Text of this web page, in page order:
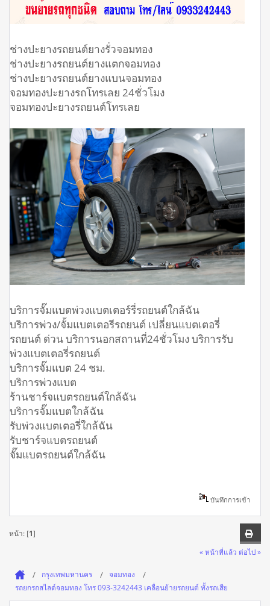
ช่างปะยางรถยนต์ยางรั่วจอมทอง
ช่างปะยางรถยนต์ยางแตกจอมทอง
ช่างปะยางรถยนต์ยางแบนจอมทอง
จอมทองปะยางรถโทรเลย 24ชั่วโมง
จอมทองปะยางรถยนต์โทรเลย
บริการจั๊มแบตพ่วงแบตเตอร์รี่รถยนต์ใกล้ฉัน
บริการพ่วง/จั้มแบตเตอรีรถยนต์ เปลี่ยนแบตเตอรี่
รถยนต์ ด่วน บริการนอกสถานที่24ชั่วโมง บริการรับ
พ่วงแบตเตอรี่รถยนต์
บริการจั๊มแบต 24 ชม.
บริการพ่วงแบต
ร้านชาร์จแบตรถยนต์ใกล้ฉัน
บริการจั๊มแบตใกล้ฉัน
รับพ่วงแบตเตอรี่ใกล้ฉัน
รับชาร์จแบตรถยนต์
จั๊มแบตรถยนต์ใกล้ฉัน
บันทึกการเข้า
หน้า: [1]
« หน้าที่แล้ว ต่อไป »
กรุงเทพมหานคร
จอมทอง
รถยกรถสไลด์จอมทอง โทร 093-3242443 เคลื่อนย้ายรถยนต์ ทั้งรถเสีย